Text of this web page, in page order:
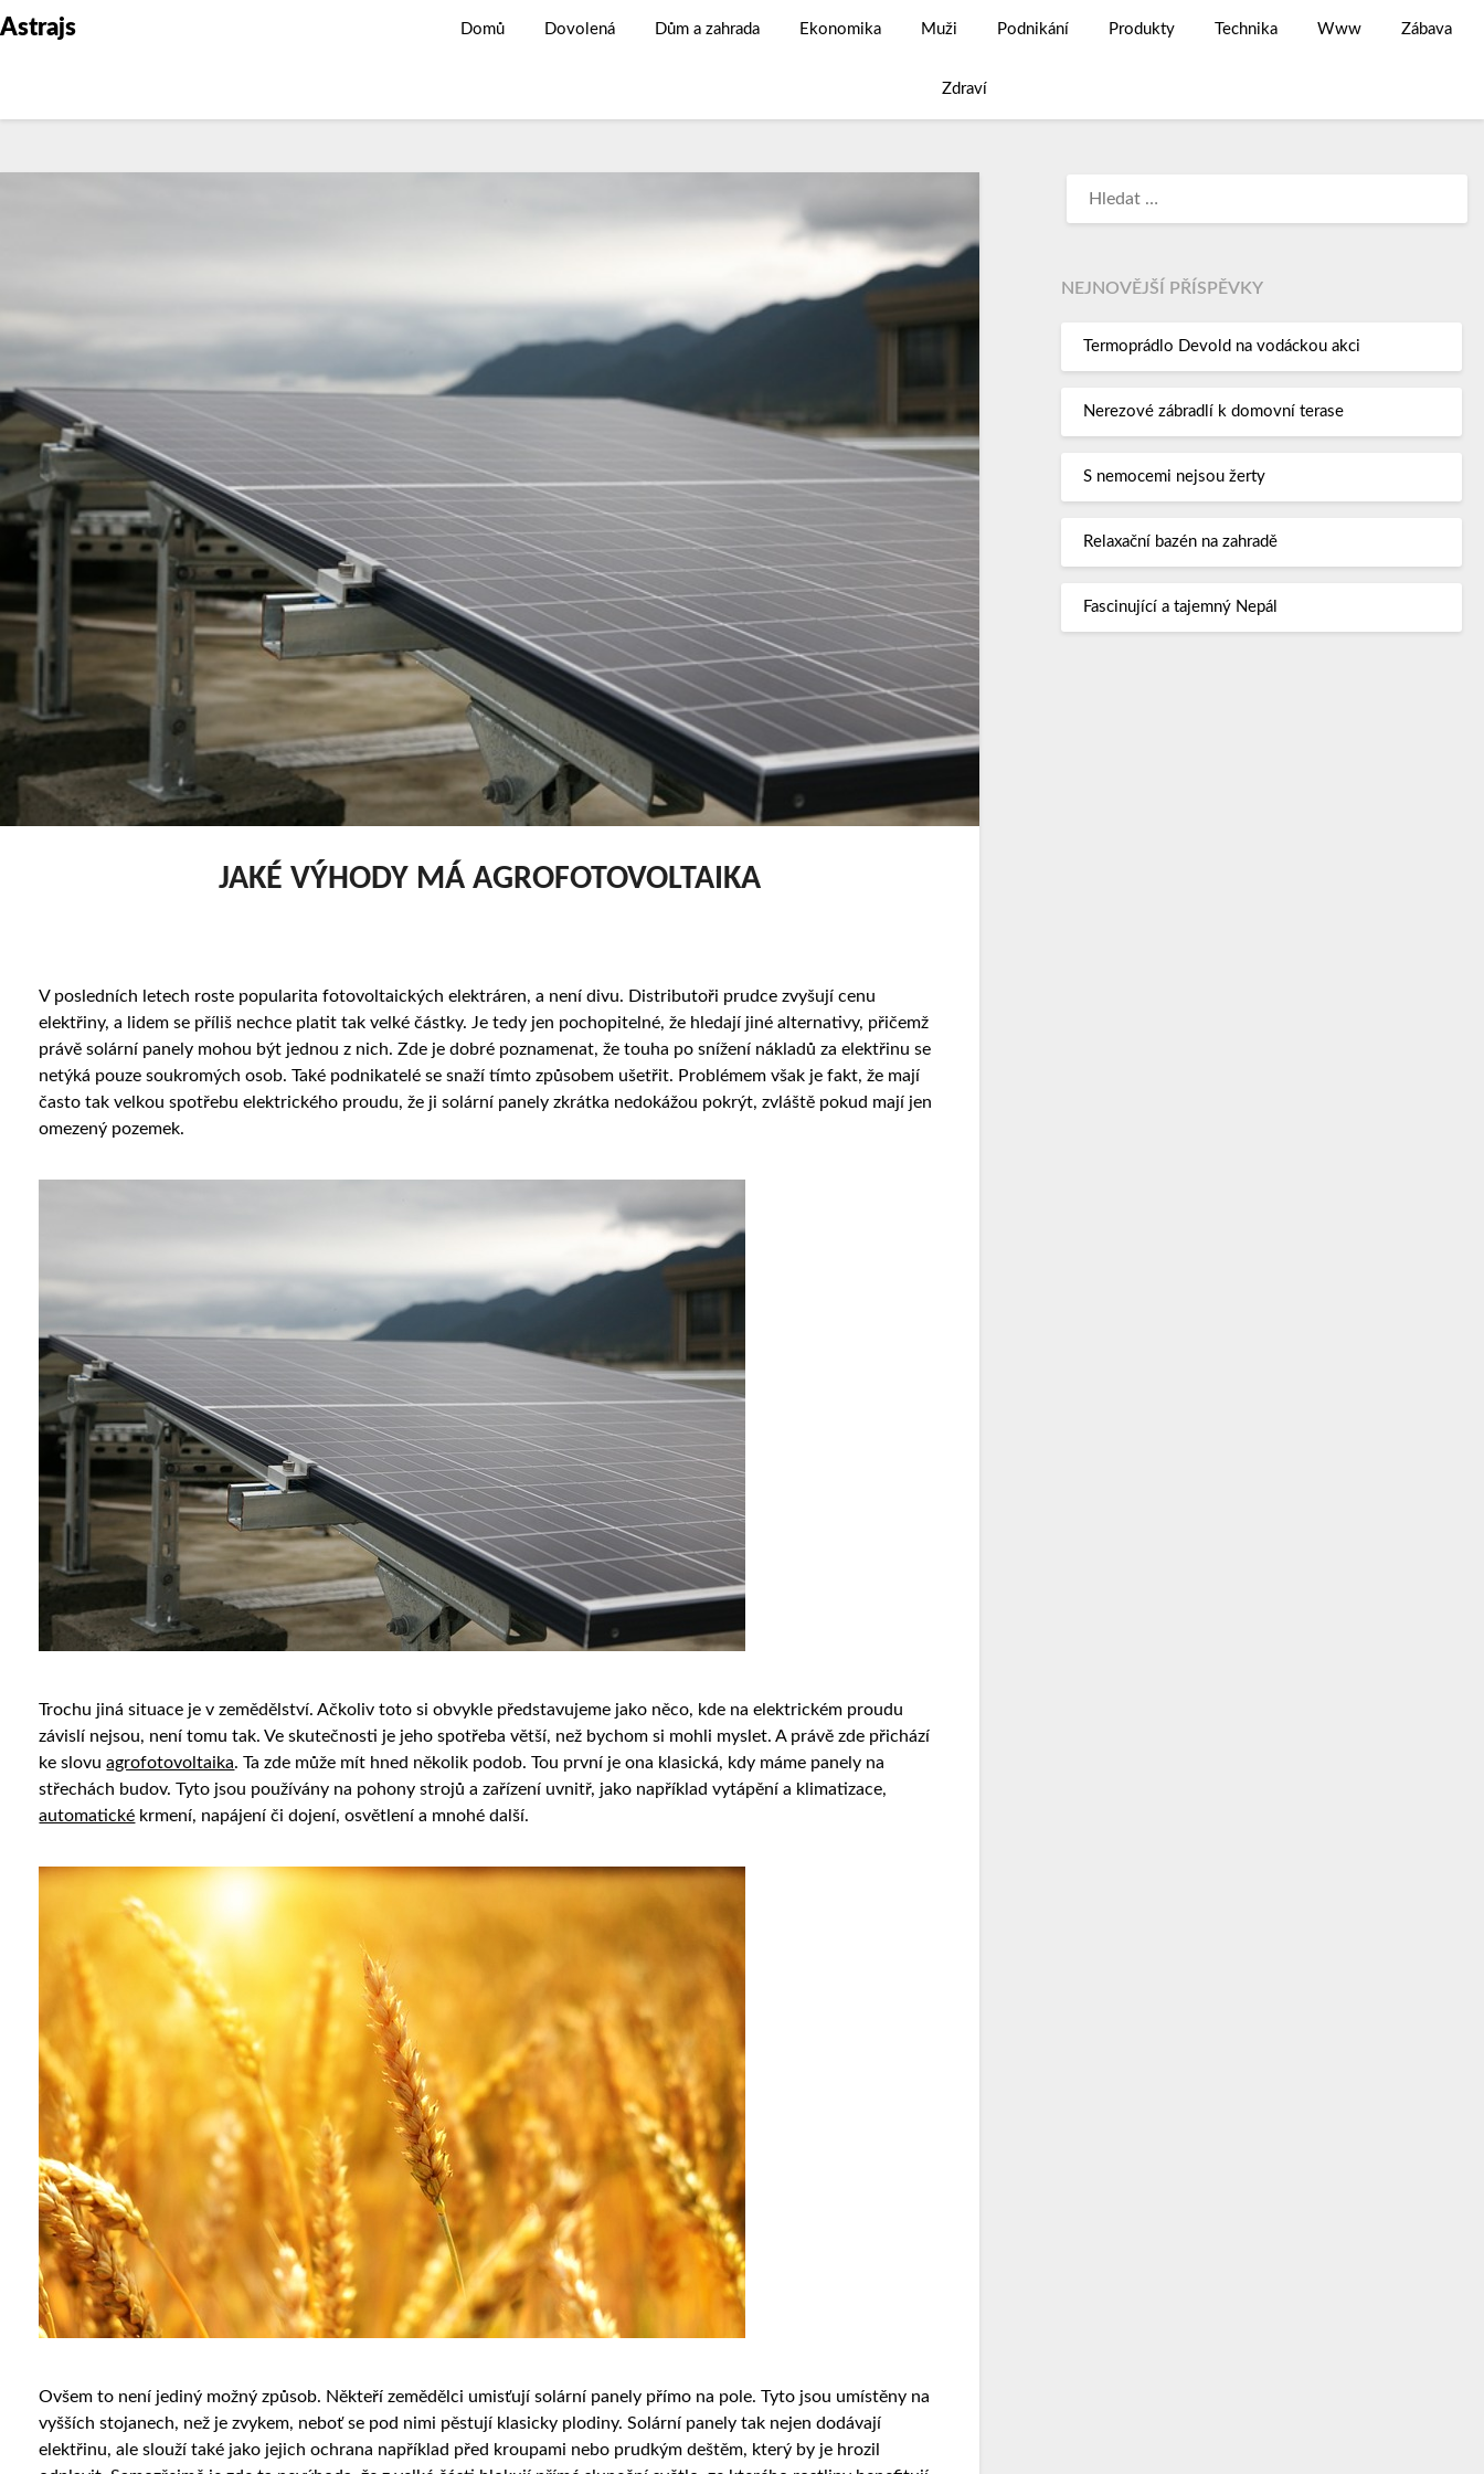
Astrajs Domů Dovolená Dům a zahrada Ekonomika Muži Podnikání Produkty Technika Www Zábava
Zdraví
JAKÉ VÝHODY MÁ AGROFOTOVOLTAIKA
V posledních letech roste popularita fotovoltaických elektráren, a není divu. Distributoři prudce zvyšují cenu
elektřiny, a lidem se příliš nechce platit tak velké částky. Je tedy jen pochopitelné, že hledají jiné alternativy, přičemž
právě solární panely mohou být jednou z nich.Zde je dobré poznamenat, že touha po snížení nákladů za elektřinu se
netýká pouze soukromých osob. Také podnikatelé se snaží tímto způsobem ušetřit. Problémem však je fakt, že mají
často tak velkou spotřebu elektrického proudu, že ji solární panely zkrátka nedokážou pokrýt, zvláště pokud mají jen
omezený pozemek.
Trochu jiná situace je v zemědělství. Ačkoliv toto si obvykle představujeme jako něco, kde na elektrickém proudu
závislí nejsou, není tomu tak. Ve skutečnosti je jeho spotřeba větší, než bychom si mohli myslet. A právě zde přichází
ke slovuagrofotovoltaika. Ta zde může mít hned několik podob.Tou první je ona klasická, kdy máme panely na
střechách budov. Tyto jsou používány na pohony strojů a zařízení uvnitř, jako například vytápění a klimatizace,
automatické krmení, napájení či dojení, osvětlení a mnohé další.
Ovšem to není jediný možný způsob. Někteří zemědělci umisťují solární panely přímo na pole. Tyto jsou umístěny na
vyšších stojanech, než je zvykem, neboť se pod nimi pěstují klasicky plodiny. Solární panely tak nejen dodávají
elektřinu, ale slouží také jako jejich ochrana například před kroupami nebo prudkým deštěm, který by je hrozil
NEJNOVĚJŠÍ PŘÍSPĚVKY
Termoprádlo Devold na vodáckou akci
Nerezové zábradlí k domovní terase
S nemocemi nejsou žerty
Relaxační bazén na zahradě
Fascinující a tajemný Nepál